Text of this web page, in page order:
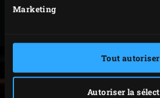
Marketing
Tout autoriser
Autoriser la
température à cœur du poisson